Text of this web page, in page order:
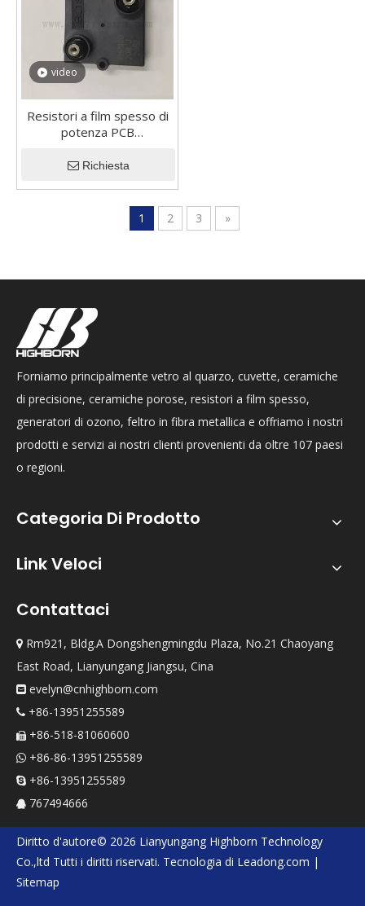
video
Resistori a film spesso di
potenza PCB
con 4 terminali
Richiesta
1 2 3 »
Forniamo principalmente vetro al quarzo, cuvette, ceramiche
di precisione, ceramiche porose, resistori a film spesso,
generatori di ozono, feltro in fibra metallica e offriamo i nostri
prodotti e servizi ai nostri clienti provenienti da oltre 107 paesi
o regioni.
Categoria Di Prodotto
Link Veloci
Contattaci
 Rm921, Bldg.A Dongshengmingdu Plaza, No.21 Chaoyang
East Road, Lianyungang Jiangsu, Cina
 evelyn@cnhighborn.com
 +86-13951255589
 +86-518-81060600
 +86-86-13951255589
 +86-13951255589
 767494666
Diritto d'autore© 2026 Lianyungang Highborn Technology
Co.,ltd Tutti i diritti riservati. Tecnologia di Leadong.com |
Sitemap